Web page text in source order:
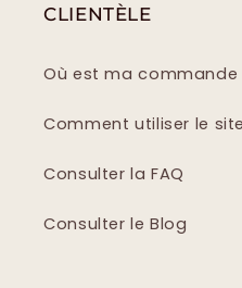
CLIENTÈLE
Où est ma commande
Comment utiliser le site
Consulter la FAQ
Consulter le Blog